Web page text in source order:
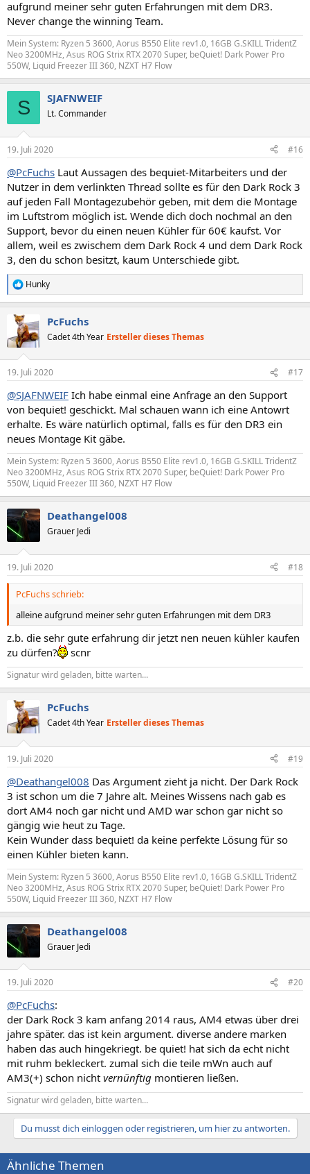
aufgrund meiner sehr guten Erfahrungen mit dem DR3.
Never change the winning Team.
Mein System: Ryzen 5 3600, Aorus B550 Elite rev1.0, 16GB G.SKILL TridentZ
Neo 3200MHz, Asus ROG Strix RTX 2070 Super, beQuiet! Dark Power Pro
550W, Liquid Freezer III 360, NZXT H7 Flow
S SJAFNWEIF
Lt. Commander
19. Juli 2020 #16
@PcFuchs Laut Aussagen des bequiet-Mitarbeiters und der
Nutzer in dem verlinkten Thread sollte es für den Dark Rock 3
auf jeden Fall Montagezubehör geben, mit dem die Montage
im Luftstrom möglich ist. Wende dich doch nochmal an den
Support, bevor du einen neuen Kühler für 60€ kaufst. Vor
allem, weil es zwischem dem Dark Rock 4 und dem Dark Rock
3, den du schon besitzt, kaum Unterschiede gibt.
R
e
k
i
e
:
Hunky
PcFuchs
Cadet 4th Year Ersteller dieses Themas
19. Juli 2020 #17
@SJAFNWEIF Ich habe einmal eine Anfrage an den Support
von bequiet! geschickt. Mal schauen wann ich eine Antowrt
erhalte. Es wäre natürlich optimal, falls es für den DR3 ein
neues Montage Kit gäbe.
Mein System: Ryzen 5 3600, Aorus B550 Elite rev1.0, 16GB G.SKILL TridentZ
Neo 3200MHz, Asus ROG Strix RTX 2070 Super, beQuiet! Dark Power Pro
550W, Liquid Freezer III 360, NZXT H7 Flow
Deathangel008
Grauer Jedi
19. Juli 2020 #18
PcFuchs schrieb:
alleine aufgrund meiner sehr guten Erfahrungen mit dem DR3
z.b. die sehr gute erfahrung dir jetzt nen neuen kühler kaufen
zu dürfen?
scnr
Signatur wird geladen, bitte warten...
PcFuchs
Cadet 4th Year Ersteller dieses Themas
19. Juli 2020 #19
@Deathangel008 Das Argument zieht ja nicht. Der Dark Rock
3 ist schon um die 7 Jahre alt. Meines Wissens nach gab es
dort AM4 noch gar nicht und AMD war schon gar nicht so
gängig wie heut zu Tage.
Kein Wunder dass bequiet! da keine perfekte Lösung für so
einen Kühler bieten kann.
Mein System: Ryzen 5 3600, Aorus B550 Elite rev1.0, 16GB G.SKILL TridentZ
Neo 3200MHz, Asus ROG Strix RTX 2070 Super, beQuiet! Dark Power Pro
550W, Liquid Freezer III 360, NZXT H7 Flow
Deathangel008
Grauer Jedi
19. Juli 2020 #20
@PcFuchs:
der Dark Rock 3 kam anfang 2014 raus, AM4 etwas über drei
jahre später. das ist kein argument. diverse andere marken
haben das auch hingekriegt. be quiet! hat sich da echt nicht
mit ruhm bekleckert. zumal sich die teile mWn auch auf
AM3(+) schon nicht vernünftig montieren ließen.
Signatur wird geladen, bitte warten...
Du musst dich einloggen oder registrieren, um hier zu antworten.
Ähnliche Themen